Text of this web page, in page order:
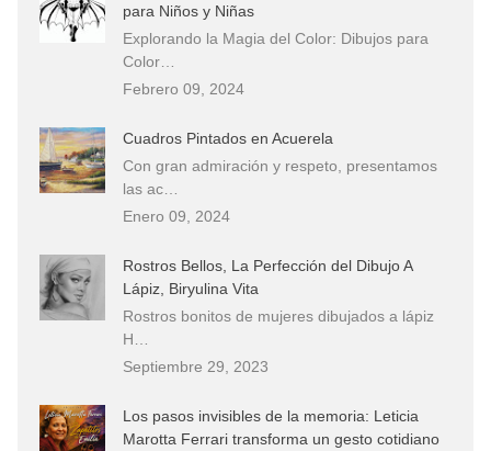
para Niños y Niñas
Explorando la Magia del Color: Dibujos para
Color…
Febrero 09, 2024
Cuadros Pintados en Acuerela
Con gran admiración y respeto, presentamos
las ac…
Enero 09, 2024
Rostros Bellos, La Perfección del Dibujo A
Lápiz, Biryulina Vita
Rostros bonitos de mujeres dibujados a lápiz
H…
Septiembre 29, 2023
Los pasos invisibles de la memoria: Leticia
Marotta Ferrari transforma un gesto cotidiano